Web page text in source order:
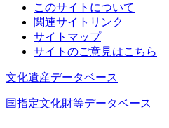
このサイトについて
関連サイトリンク
サイトマップ
サイトのご意見はこちら
文化遺産データベース
国指定文化財等データベース